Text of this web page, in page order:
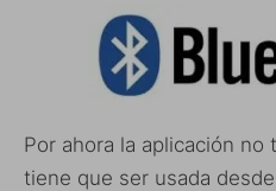
Por ahora la aplicación
tiene que ser usada